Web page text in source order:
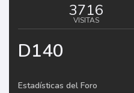
3716
VISITAS
D140
Estadísticas del Foro